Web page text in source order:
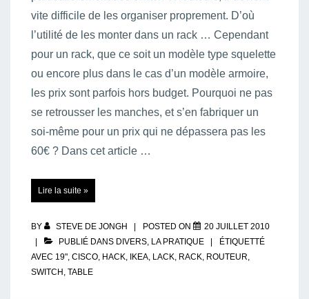
vite difficile de les organiser proprement. D’où
l’utilité de les monter dans un rack … Cependant
pour un rack, que ce soit un modèle type squelette
ou encore plus dans le cas d’un modèle armoire,
les prix sont parfois hors budget. Pourquoi ne pas
se retrousser les manches, et s’en fabriquer un
soi-même pour un prix qui ne dépassera pas les
60€ ? Dans cet article …
It
Yourself
soi-
un
19″
…
Lire la suite »
BY STEVE DE JONGH POSTED ON
20 JUILLET 2010
PUBLIÉ DANS DIVERS, LA PRATIQUE
ÉTIQUETTÉ
AVEC 19", CISCO, HACK, IKEA, LACK, RACK, ROUTEUR,
SWITCH , TABLE